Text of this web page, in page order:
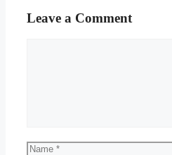
Leave a Comment
Name